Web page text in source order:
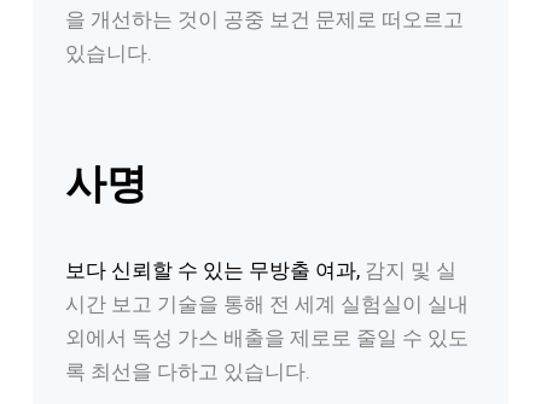
을 개선하는 것이 공중 보건 문제로 떠오르고
있습니다.
사명
보다 신뢰할 수 있는 무방출 여과, 감지 및 실
시간 보고 기술을 통해 전 세계 실험실이 실내
외에서 독성 가스 배출을 제로로 줄일 수 있도
록 최선을 다하고 있습니다.